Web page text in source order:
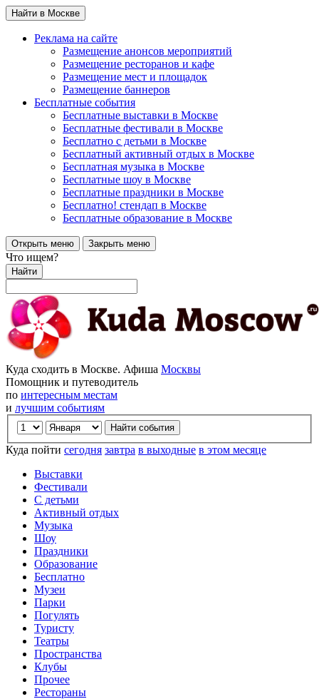
Найти в Москве
Реклама на сайте
Размещение анонсов мероприятий
Размещение ресторанов и кафе
Размещение мест и площадок
Размещение баннеров
Бесплатные события
Бесплатные выставки в Москве
Бесплатные фестивали в Москве
Бесплатно с детьми в Москве
Бесплатный активный отдых в Москве
Бесплатная музыка в Москве
Бесплатные шоу в Москве
Бесплатные праздники в Москве
Бесплатно! стендап в Москве
Бесплатные образование в Москве
Открыть меню Закрыть меню
Что ищем?
Найти
Куда сходить в Москве. Афиша Москвы
Помощник и путеводитель
по интересным местам
и лучшим событиям
Куда пойти сегодня завтра в выходные в этом месяце
Выставки
Фестивали
С детьми
Активный отдых
Музыка
Шоу
Праздники
Образование
Бесплатно
Музеи
Парки
Погулять
Туристу
Театры
Пространства
Клубы
Прочее
Рестораны